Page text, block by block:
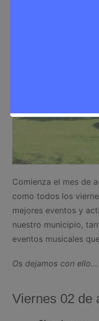
Comienza el mes de
como todos los
mejores eventos y
nuestro municipio,
eventos musicales
Os dejamos con ello…
Viernes 02 de